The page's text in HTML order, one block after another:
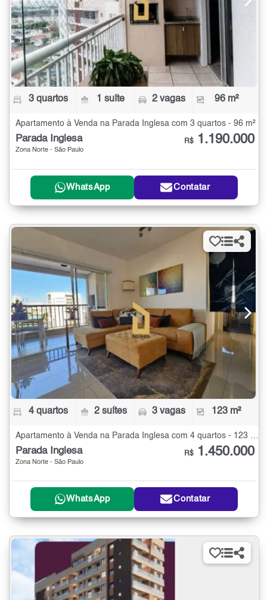
3 quartos 1 suíte 2 vagas 96 m²
Apartamento à Venda na Parada Inglesa com 3 quartos - 96 m²
Parada Inglesa
Zona Norte - São Paulo
R$ 1.190.000
WhatsApp Contatar
4 quartos 2 suítes 3 vagas 123 m²
Parada Inglesa
Zona Norte - São Paulo
R$ 1.450.000
WhatsApp Contatar